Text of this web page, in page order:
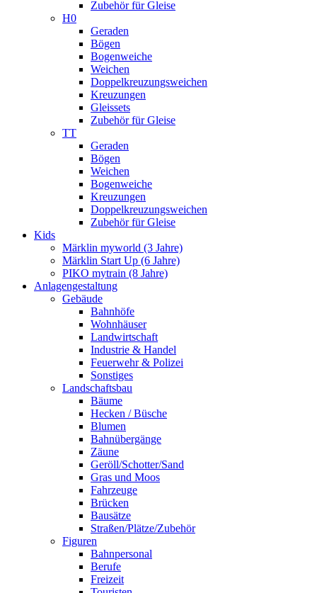
Zubehör für Gleise
H0
Geraden
Bögen
Bogenweiche
Weichen
Doppelkreuzungsweichen
Kreuzungen
Gleissets
Zubehör für Gleise
TT
Geraden
Bögen
Weichen
Bogenweiche
Kreuzungen
Doppelkreuzungsweichen
Zubehör für Gleise
Kids
Märklin myworld (3 Jahre)
Märklin Start Up (6 Jahre)
PIKO mytrain (8 Jahre)
Anlagengestaltung
Gebäude
Bahnhöfe
Wohnhäuser
Landwirtschaft
Industrie & Handel
Feuerwehr & Polizei
Sonstiges
Landschaftsbau
Bäume
Hecken / Büsche
Blumen
Bahnübergänge
Zäune
Geröll/Schotter/Sand
Gras und Moos
Fahrzeuge
Brücken
Bausätze
Straßen/Plätze/Zubehör
Figuren
Bahnpersonal
Berufe
Freizeit